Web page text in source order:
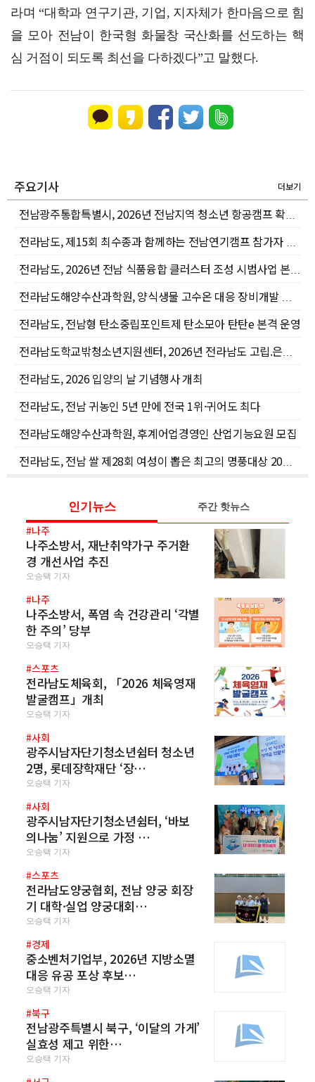
라며 “대학과 연구기관, 기업, 지자체가 한마음으로 힘
을 모아 전남이 한국형 화물창 국산화를 선도하는 핵
심 거점이 되도록 최선을 다하겠다”고 말했다.
주요기사 더보기
전남광주통합특별시, 2026년 전남지역 청소년 항공캠프 확대 운영
전라남도, 제15회 최수종과 함께하는 전남연기캠프 참가자 모집
전라남도, 2026년 전남 식품융합 클러스터 조성 시범사업 본격 추진
전라남도해양수산과학원, 양식생물 고수온 대응 장비개발 용역보고회 개최
전라남도, 전남형 탄소중립포인트제 탄소모아 탄탄e 본격 운영
전라남도학교밖청소년지원센터, 2026년 전라남도 고립.은둔 청소년 원스톱 패키지 지원사업 권역별 설명회 개최
전라남도, 2026 입양의 날 기념행사 개최
전라남도, 전남 귀농인 5년 만에 전국 1위·귀어도 최다
전라남도해양수산과학원, 후계어업경영인 산업기능요원 모집
전라남도, 전남 쌀 제28회 여성이 뽑은 최고의 명풍대상 20년 연속 수상 영예
인기뉴스
#나주
나주소방서, 재난취약가구 주거환
경 개선사업 추진
오승택 기자
#나주
나주소방서, 폭염 속 건강관리 ‘각별
한 주의’ 당부
오승택 기자
#스포츠
전라남도체육회, 「2026 체육영재
발굴캠프」개최
오승택 기자
#사회
광주시남자단기청소년쉼터 청소년
2명, 롯데장학재단 ‘장…
오승택 기자
#사회
광주시남자단기청소년쉼터, ‘바보
의나눔’ 지원으로 가정 …
오승택 기자
#스포츠
전라남도양궁협회, 전남 양궁 회장
기 대학·실업 양궁대회…
오승택 기자
#경제
중소벤처기업부, 2026년 지방소멸
대응 유공 포상 후보…
오승택 기자
#북구
전남광주특별시 북구, ‘이달의 가게’
실효성 제고 위한…
오승택 기자
주간 핫뉴스